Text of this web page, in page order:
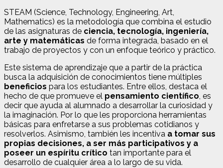
STEAM (Science, Technology, Engineering, Art,
Mathematics) es la metodología que combina el estudio
de las asignaturas de ciencia, tecnología, ingeniería,
arte y matemáticas de forma integrada, basado en el
trabajo de proyectos y con un enfoque teórico y práctico.
Este sistema de aprendizaje que a partir de la práctica
busca la adquisición de conocimientos tiene múltiples
beneficios para los estudiantes. Entre ellos, destaca el
hecho de que promueve el pensamiento científico, es
decir que ayuda al alumnado a desarrollar la curiosidad y
la imaginación. Por lo que les proporciona herramientas
básicas para enfretarse a sus problemas cotidianos y
resolverlos. Asimismo, también les incentiva a tomar sus
propias decisiones, a ser más participativos y a
poseer un espíritu crítico tan importante para el
desarrollo de cualquier área a lo largo de su vida.